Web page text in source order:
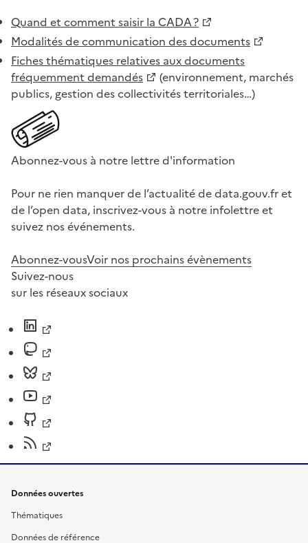
Quand et comment saisir la CADA ?
Modalités de communication des documents
Fiches thématiques relatives aux documents
fréquemment demandés
(environnement, marchés
publics, gestion des collectivités territoriales…)
Abonnez-vous à notre lettre d'information
Pour ne rien manquer de l’actualité de data.gouv.fr et
de l’open data, inscrivez-vous à notre infolettre et
suivez nos événements.
Abonnez-vousVoir nos prochains évènements
Suivez-nous
sur les réseaux sociaux
Données ouvertes
Thématiques
Données de référence